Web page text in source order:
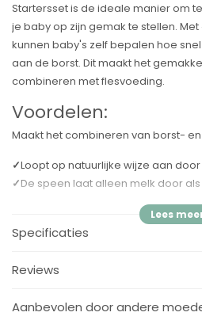
Startersset is de ideale manier om
je baby op zijn gemak te stellen.
kunnen baby's zelf bepalen hoe
aan de borst. Dit maakt het
combineren met flesvoeding.
Voordelen:
Maakt het combineren van borst-
✓Loopt op natuurlijke wijze aan
✓De speen laat alleen melk door
Andere voordelen:
✓Kies het juiste debiet voor uw baby.
melk.
✓Gemakkelijk vast te houden, zelfs
Specificaties
Reviews
Aanbevolen door andere